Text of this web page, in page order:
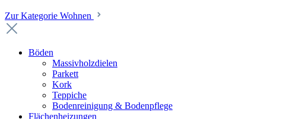
Zur Kategorie Wohnen
Böden
Massivholzdielen
Parkett
Kork
Teppiche
Bodenreinigung & Bodenpflege
Flächenheizungen